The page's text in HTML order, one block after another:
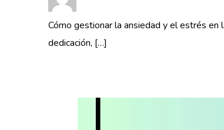
Cómo gestionar la ansiedad y el estrés
dedicación, […]